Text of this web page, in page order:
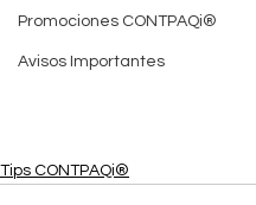
Promociones CONTPAQi®
Avisos Importantes
Tips CONTPAQi®